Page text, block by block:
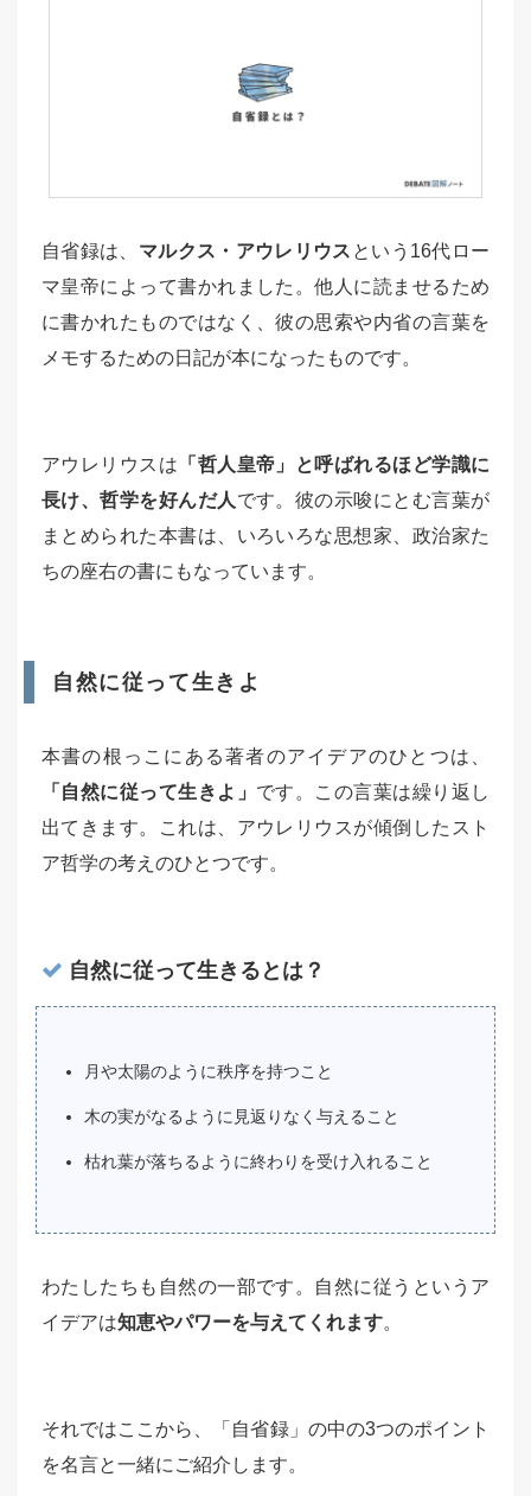
自省録は、 マルクス・アウレリウス という16代ロー
マ皇帝によって書かれました。他人に読ませるため
に書かれたものではなく、彼の思索や内省の言葉を
メモするための日記が本になったものです。
アウレリウスは 「哲人皇帝」と呼ばれるほど学識に
長け、哲学を好んだ人 です。彼の示唆にとむ言葉が
まとめられた本書は、いろいろな思想家、政治家た
ちの座右の書にもなっています。
自然に従って生きよ
本書の根っこにある著者のアイデアのひとつは、
「自然に従って生きよ」 です。この言葉は繰り返し
出てきます。これは、アウレリウスが傾倒したスト
ア哲学の考えのひとつです。
自然に従って生きるとは？
月や太陽のように秩序を持つこと
木の実がなるように見返りなく与えること
枯れ葉が落ちるように終わりを受け入れること
わたしたちも自然の一部です。自然に従うというア
イデアは知恵やパワーを与えてくれます。
それではここから、「自省録」の中の3つのポイント
を名言と一緒にご紹介します。